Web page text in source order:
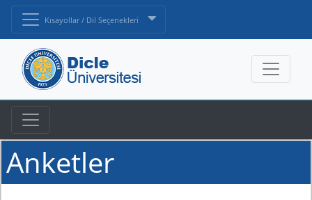
Kısayollar / Dil Seçenekleri
Anketler